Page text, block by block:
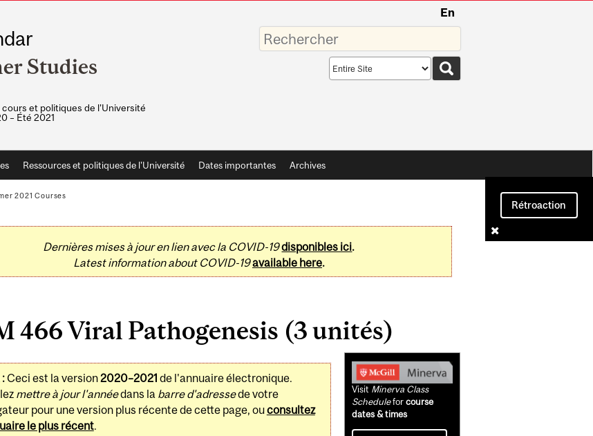
En
Studies
cours et politiques de l'Université
– Été 2021
Saisissez
vos
mots-
Search
scope
Ressources et politiques de l'Université Dates importantes Archives
Rétroaction
2021 Courses
Dernières mises à jour en lien avec la COVID-19disponibles ici.
Latest information about COVID-19available here.
466 Viral Pathogenesis (3 unités)
Ceci est la version2020–2021 de l'annuaire électronique.
mettre à jour l'annéedans la barre d'adressede votre
pour une version plus récente de cette page, ouconsultez
le plus récent.
Related
Content
Visit Minerva Class
Scheduleforcourse
dates & times